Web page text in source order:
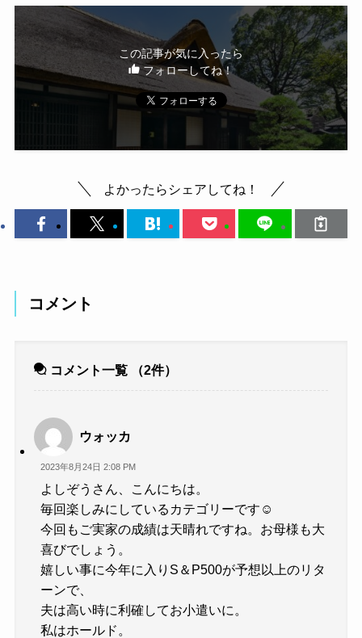
この記事が気に入ったら
フォローしてね！
よかったらシェアしてね！
コメント
コメント一覧 （2件）
ウォッカ
2023年8月24日 2:08 PM
よしぞうさん、こんにちは。
毎回楽しみにしているカテゴリーです☺️
今回もご実家の成績は天晴れですね。お母様も大
喜びでしょう。
嬉しい事に今年に入りS＆P500が予想以上のリタ
ーンで、
夫は高い時に利確してお小遣いに。
私はホールド。